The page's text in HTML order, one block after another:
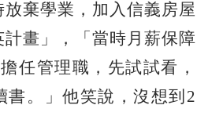
棄學業，加入信義房屋
畫」，「當時月薪保障
任管理職，先試試看，
書。」他笑說，沒想到2